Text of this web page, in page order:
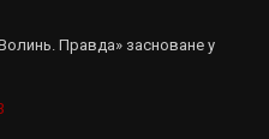
Правда» засноване у